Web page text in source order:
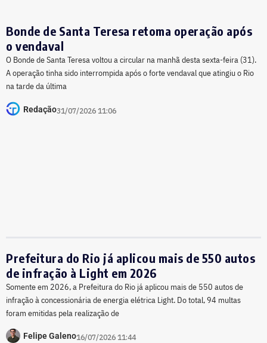
Bonde de Santa Teresa retoma operação após
o vendaval
O Bonde de Santa Teresa voltou a circular na manhã desta sexta-feira (31).
A operação tinha sido interrompida após o forte vendaval que atingiu o Rio
na tarde da última
Redação31/07/2026 11:06
Prefeitura do Rio já aplicou mais de 550 autos
de infração à Light em 2026
Somente em 2026, a Prefeitura do Rio já aplicou mais de 550 autos de
infração à concessionária de energia elétrica Light. Do total, 94 multas
foram emitidas pela realização de
Felipe Galeno16/07/2026 11:44